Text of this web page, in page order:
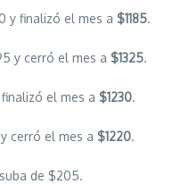
y finalizó el mes a $1185.
y cerró el mes a $1325.
el mes a $1230.
cerró el mes a $1220.
de $205.